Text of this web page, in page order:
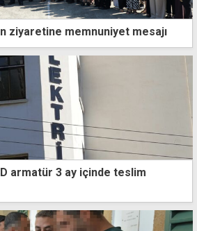
ziyaretine memnuniyet mesajı
armatür 3 ay içinde teslim